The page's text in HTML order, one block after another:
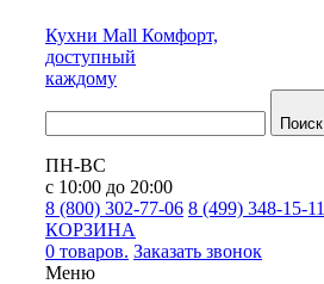
Кухни Mall Комфорт,
доступный
каждому
Поиск
ПН-ВС
с 10:00 до 20:00
8 (800) 302-77-06 8 (499) 348-15-11
КОРЗИНА
0 товаров. Заказать звонок
Меню